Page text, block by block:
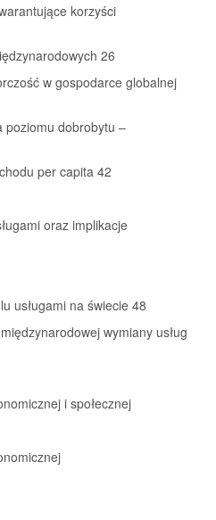
korzyści
26
w gospodarce globalnej
poziomu dobrobytu –
per capita 42
oraz implikacje
usługami na świecie 48
wymiany usług
i społecznej